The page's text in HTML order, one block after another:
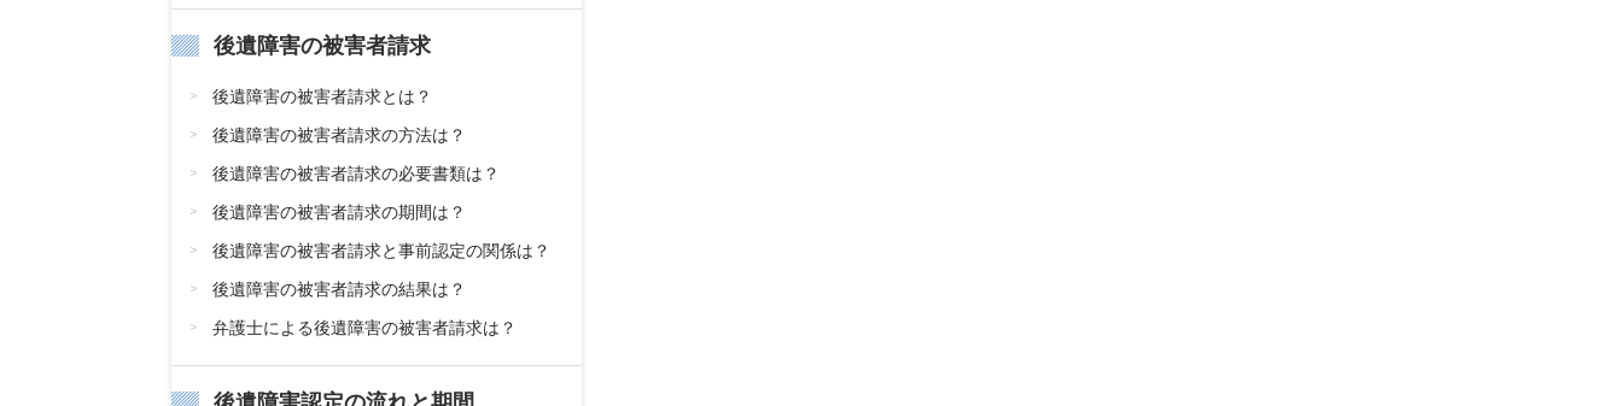
後遺障害の被害者請求
後遺障害の被害者請求とは？
後遺障害の被害者請求の方法は？
後遺障害の被害者請求の必要書類は？
後遺障害の被害者請求の期間は？
後遺障害の被害者請求と事前認定の関係は？
後遺障害の被害者請求の結果は？
弁護士による後遺障害の被害者請求は？